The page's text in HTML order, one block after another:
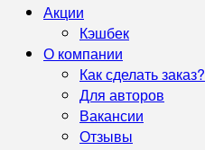
Акции
Кэшбек
О компании
Как сделать заказ?
Для авторов
Вакансии
Отзывы